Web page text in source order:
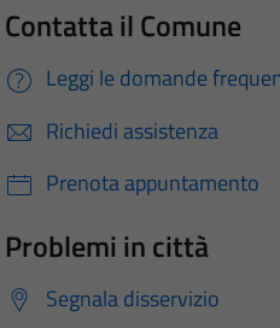
Contatta il Comune
Leggi le domande
Richiedi assistenza
Prenota appuntamento
Problemi in città
Segnala disservizio